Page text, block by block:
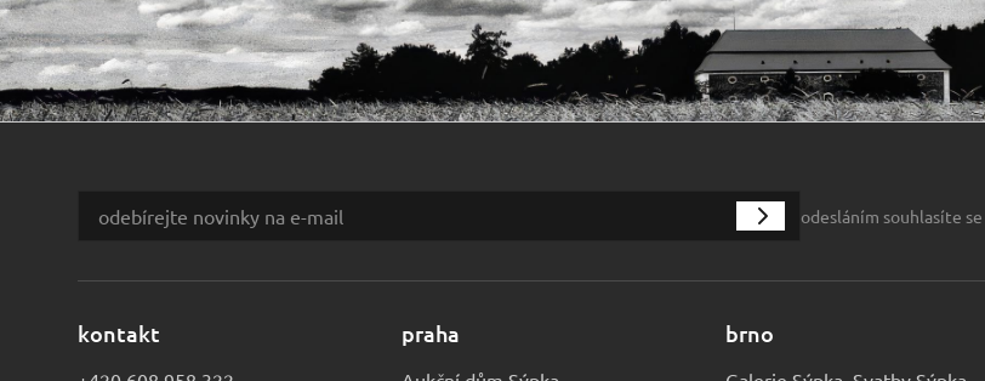
odesláním souhlasíte se
kontakt praha brno